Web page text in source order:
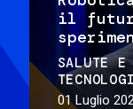
il
SALUTE E
01 Luglio